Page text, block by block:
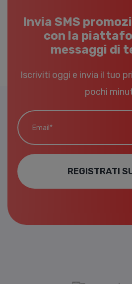
Invia SMS
con la
messaggi di
Iscriviti oggi e invia il tuo
pochi
Email*
REGISTRATI